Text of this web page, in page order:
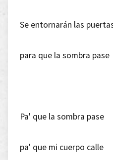
Se entornarán las
para que la sombra pase
Pa' que la sombra pase
pa' que mi cuerpo calle